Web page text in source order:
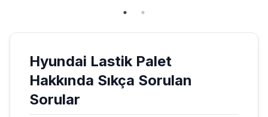
Hyundai Lastik Palet
Hakkında Sıkça Sorulan
Sorular